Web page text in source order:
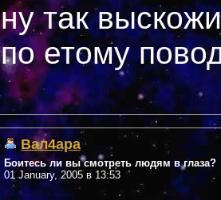
ну так
по етому
Вал4ара
Боитесь ли вы смотреть людям в глаза?
01 January, 2005 в 13:53